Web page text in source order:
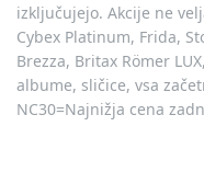
izključujejo. Akcije ne
Cybex Platinum, Frida,
Brezza, Britax Römer
albume, sličice, vsa
NC30=Najnižja cena